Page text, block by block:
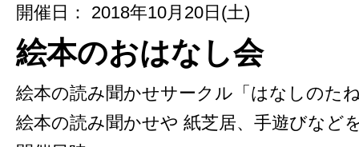
開催日： 2018年10月20日(土)
絵本のおはなし会
絵本の読み聞かせサークル「はなしのた
絵本の読み聞かせや 紙芝居、手遊びなど